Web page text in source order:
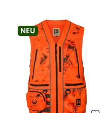
Neu